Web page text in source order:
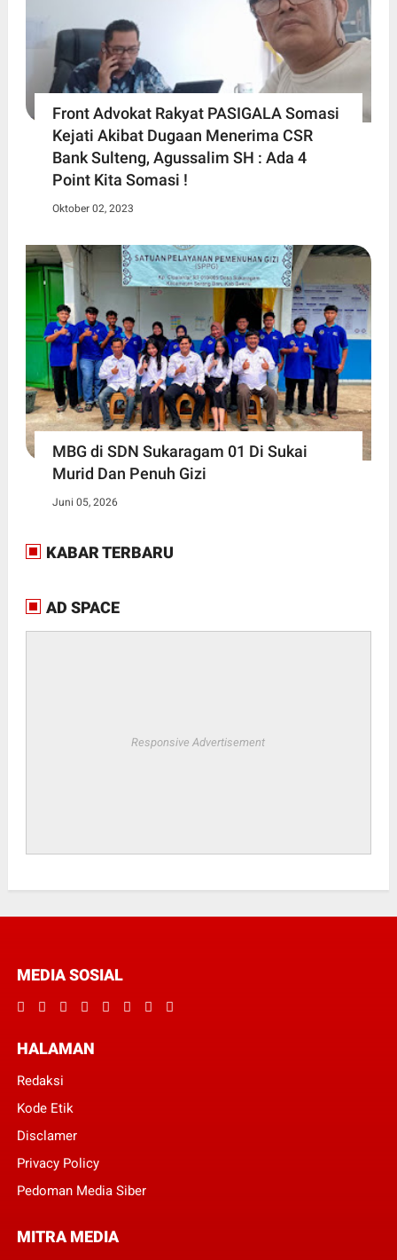
Front Advokat Rakyat PASIGALA Somasi
Kejati Akibat Dugaan Menerima CSR
Bank Sulteng, Agussalim SH : Ada 4
Point Kita Somasi !
Oktober 02, 2023
MBG di SDN Sukaragam 01 Di Sukai
Murid Dan Penuh Gizi
Juni 05, 2026
KABAR TERBARU
AD SPACE
Responsive Advertisement
MEDIA SOSIAL
HALAMAN
Redaksi
Kode Etik
Disclamer
Privacy Policy
Pedoman Media Siber
MITRA MEDIA